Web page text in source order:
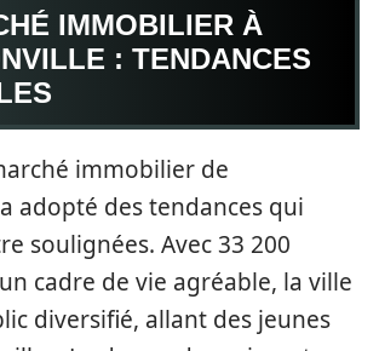
IMMOBILIER À
: TENDANCES
immobilier de
adopté des tendances qui
soulignées. Avec 33 200
cadre de vie agréable, la ville
diversifié, allant des jeunes